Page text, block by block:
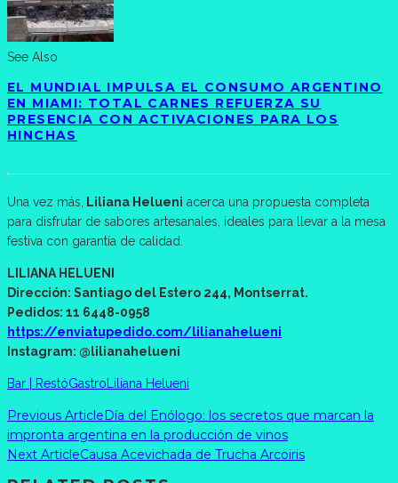
See Also
EL MUNDIAL IMPULSA EL CONSUMO ARGENTINO
EN MIAMI: TOTAL CARNES REFUERZA SU
PRESENCIA CON ACTIVACIONES PARA LOS
HINCHAS
Una vez más, Liliana Helueni acerca una propuesta completa
para disfrutar de sabores artesanales, ideales para llevar a la mesa
festiva con garantía de calidad.
LILIANA HELUENI
Dirección: Santiago del Estero 244, Montserrat.
Pedidos: 11 6448-0958
https://enviatupedido.com/lilianahelueni
Instagram: @lilianahelueni
Bar | RestóGastroLiliana Helueni
Previous ArticleDía del Enólogo: los secretos que marcan la
impronta argentina en la producción de vinos
Next ArticleCausa Acevichada de Trucha Arcoiris